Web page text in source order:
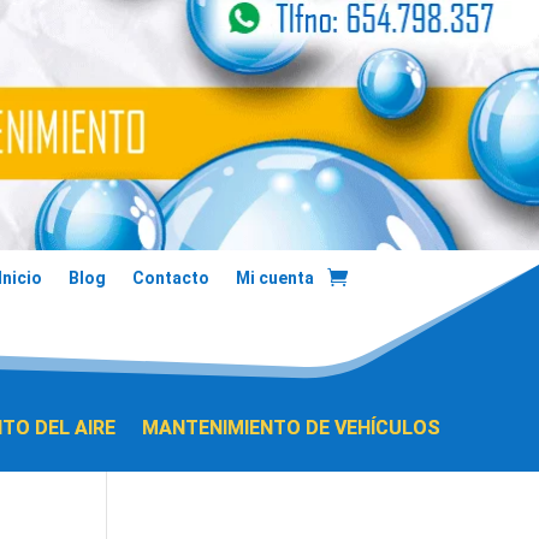
Blog Contacto Mi cuenta
DEL AIRE MANTENIMIENTO DE VEHÍCULOS